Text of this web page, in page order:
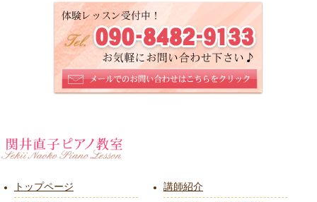
トップページ
講師紹介